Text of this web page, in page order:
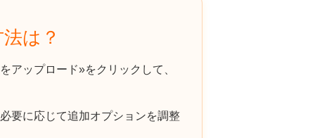
は？
アップロード»をクリックして、
要に応じて追加オプションを調整